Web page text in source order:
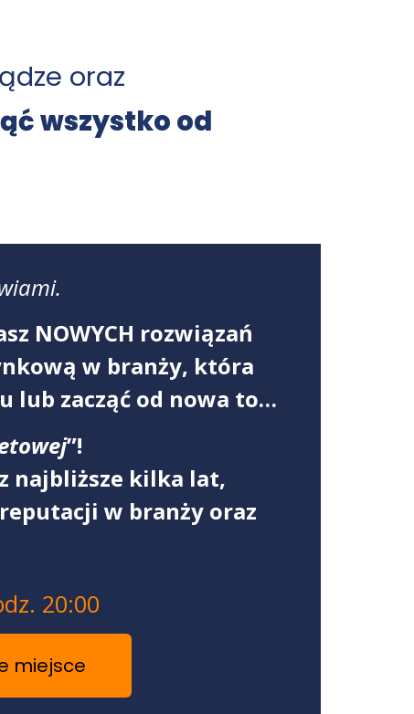
oraz
wszystko od
NOWYCH rozwiązań
w branży, która
lub zacząć od nowa to…
”!
najbliższe kilka lat,
w branży oraz
20:00
miejsce